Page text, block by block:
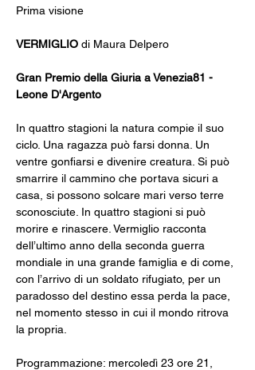
Prima visione
VERMIGLIO di Maura Delpero
Gran Premio della Giuria a Venezia81 -
Leone D'Argento
In quattro stagioni la natura compie il suo
ciclo. Una ragazza può farsi donna. Un
ventre gonfiarsi e divenire creatura. Si può
smarrire il cammino che portava sicuri a
casa, si possono solcare mari verso terre
sconosciute. In quattro stagioni si può
morire e rinascere. Vermiglio racconta
dell’ultimo anno della seconda guerra
mondiale in una grande famiglia e di come,
con l’arrivo di un soldato rifugiato, per un
paradosso del destino essa perda la pace,
nel momento stesso in cui il mondo ritrova
la propria.
Programmazione: mercoledì 23 ore 21,